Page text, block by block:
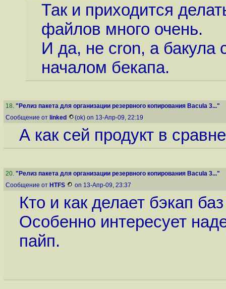
Так и приходится
файлов много очень.
И да, не cron, а бакула
началом бекапа.
18. "Релиз пакета для организации резервного копирования Bacula 3..."
Сообщение от linked (ok) on 13-Апр-09, 22:19
А как сей продукт в
20. "Релиз пакета для организации резервного копирования Bacula 3..."
Сообщение от HTFS on 13-Апр-09, 23:37
Кто и как делает бэкап
Особенно интересует
пайп.